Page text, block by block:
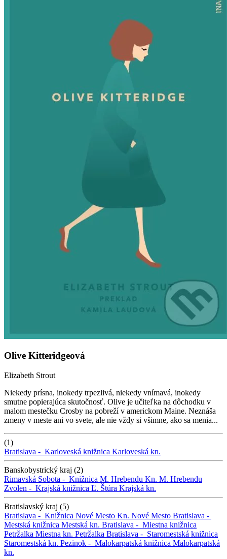
Olive Kitteridgeová
Elizabeth Strout
Niekedy prísna, inokedy trpezlivá, niekedy vnímavá, inokedy
smutne popierajúca skutočnosť. Olive je učiteľka na dôchodku v
malom mestečku Crosby na pobreží v americkom Maine. Neznáša
zmeny v meste ani vo svete, ale nie vždy si všimne, ako sa menia...
(1)
Bratislava - Karloveská knižnica Karloveská kn.
Banskobystrický kraj (2)
Rimavská Sobota - Knižnica M. Hrebendu Kn. M. Hrebendu
Zvolen - Krajská knižnica Ľ. Štúra Krajská kn.
Bratislavský kraj (5)
Bratislava - Knižnica Nové Mesto Kn. Nové Mesto Bratislava -
Mestská knižnica Mestská kn. Bratislava - Miestna knižnica
Petržalka Miestna kn. Petržalka Bratislava - Staromestská knižnica
Staromestská kn. Pezinok - Malokarpatská knižnica Malokarpatská
kn.